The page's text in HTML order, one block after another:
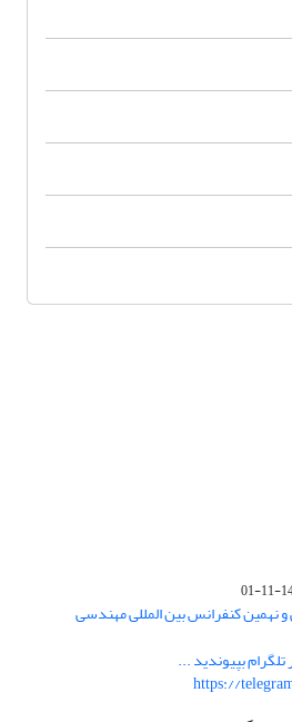
نهمین کنفرانس بین المللی مهندسی
بپیوندید ...
https://